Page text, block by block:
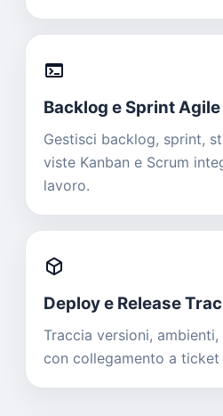
terminal
Backlog e Sprint Agile
Gestisci backlog, sprint,
viste Kanban e Scrum
lavoro.
deployed_code
Deploy e Release
Traccia versioni,
con collegamento a